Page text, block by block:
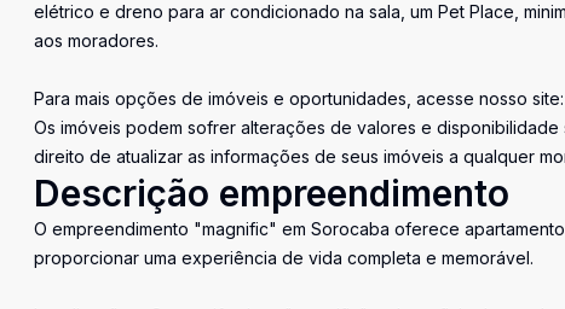
elétrico e dreno para ar condicionado na sala, um Pet Place,
aos moradores.
Para mais opções de imóveis e oportunidades, acesse nosso
Os imóveis podem sofrer alterações de valores e
direito de atualizar as informações de seus imóveis a qualquer
Descrição empreendimento
O empreendimento "magnific" em Sorocaba oferece
proporcionar uma experiência de vida completa e memorável.